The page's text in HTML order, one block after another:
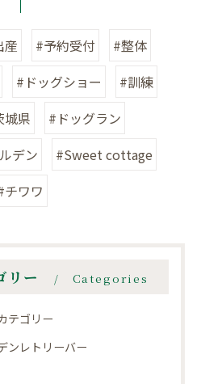
産 #予約受付
#整体
#ドッグショー
#訓練
城県
#ドッグラン
デン
#Sweet cottage
チワワ
リー Categories
テゴリー
ンレトリーバー